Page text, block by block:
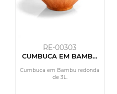
RE-00303
CUMBUCA EM BAMBU
Cumbuca em Bambu redonda
de 3L.